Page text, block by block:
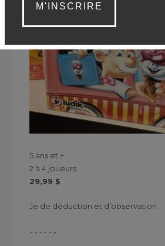
M'INSCRIRE
5 ans et +
2 à 4 joueurs
29,99 $
Je de déduction et d’observation
------